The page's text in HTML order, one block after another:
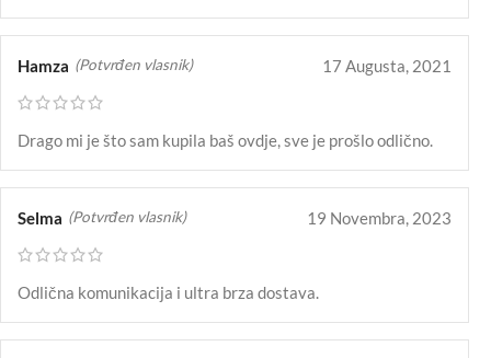
Hamza (Potvrđen vlasnik) 17 Augusta, 2021
Drago mi je što sam kupila baš ovdje, sve je prošlo odlično.
Selma (Potvrđen vlasnik) 19 Novembra, 2023
Odlična komunikacija i ultra brza dostava.